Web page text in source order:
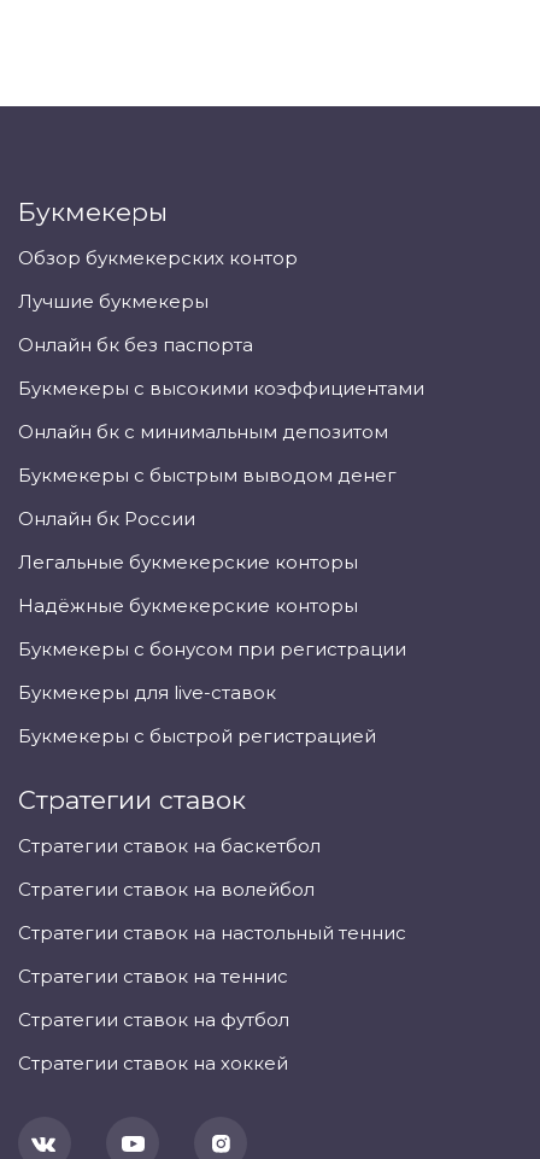
Букмекеры
Обзор букмекерских контор
Лучшие букмекеры
Онлайн бк без паспорта
Букмекеры с высокими коэффициентами
Онлайн бк с минимальным депозитом
Букмекеры с быстрым выводом денег
Онлайн бк России
Легальные букмекерские конторы
Надёжные букмекерские конторы
Букмекеры с бонусом при регистрации
Букмекеры для live-ставок
Букмекеры с быстрой регистрацией
Стратегии ставок
Стратегии ставок на баскетбол
Стратегии ставок на волейбол
Стратегии ставок на настольный теннис
Стратегии ставок на теннис
Стратегии ставок на футбол
Стратегии ставок на хоккей